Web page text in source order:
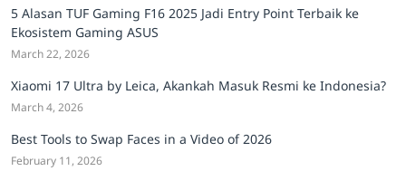
5 Alasan TUF Gaming F16 2025 Jadi Entry Point Terbaik ke
Ekosistem Gaming ASUS
March 22, 2026
Xiaomi 17 Ultra by Leica, Akankah Masuk Resmi ke Indonesia?
March 4, 2026
Best Tools to Swap Faces in a Video of 2026
February 11, 2026